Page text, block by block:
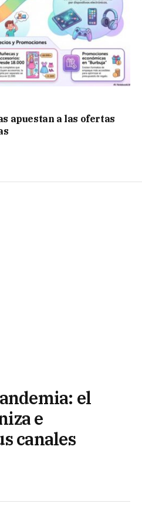
apuestan a las ofertas
el
e
canales